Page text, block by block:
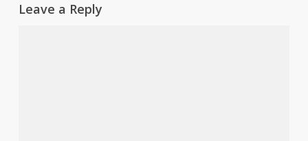
Leave a Reply